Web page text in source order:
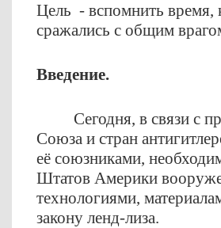
Цель - вспомнить время,
сражались с общим
Введение.
Сегодня, в связи с
Союза и стран
её союзниками,
Штатов Америки
технологиями,
закону ленд-лиза.